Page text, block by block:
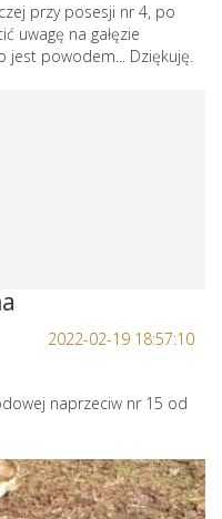
przy posesji nr 4, po
uwagę na gałęzie
jest powodem... Dziękuję.
2022-02-19 18:57:10
naprzeciw nr 15 od